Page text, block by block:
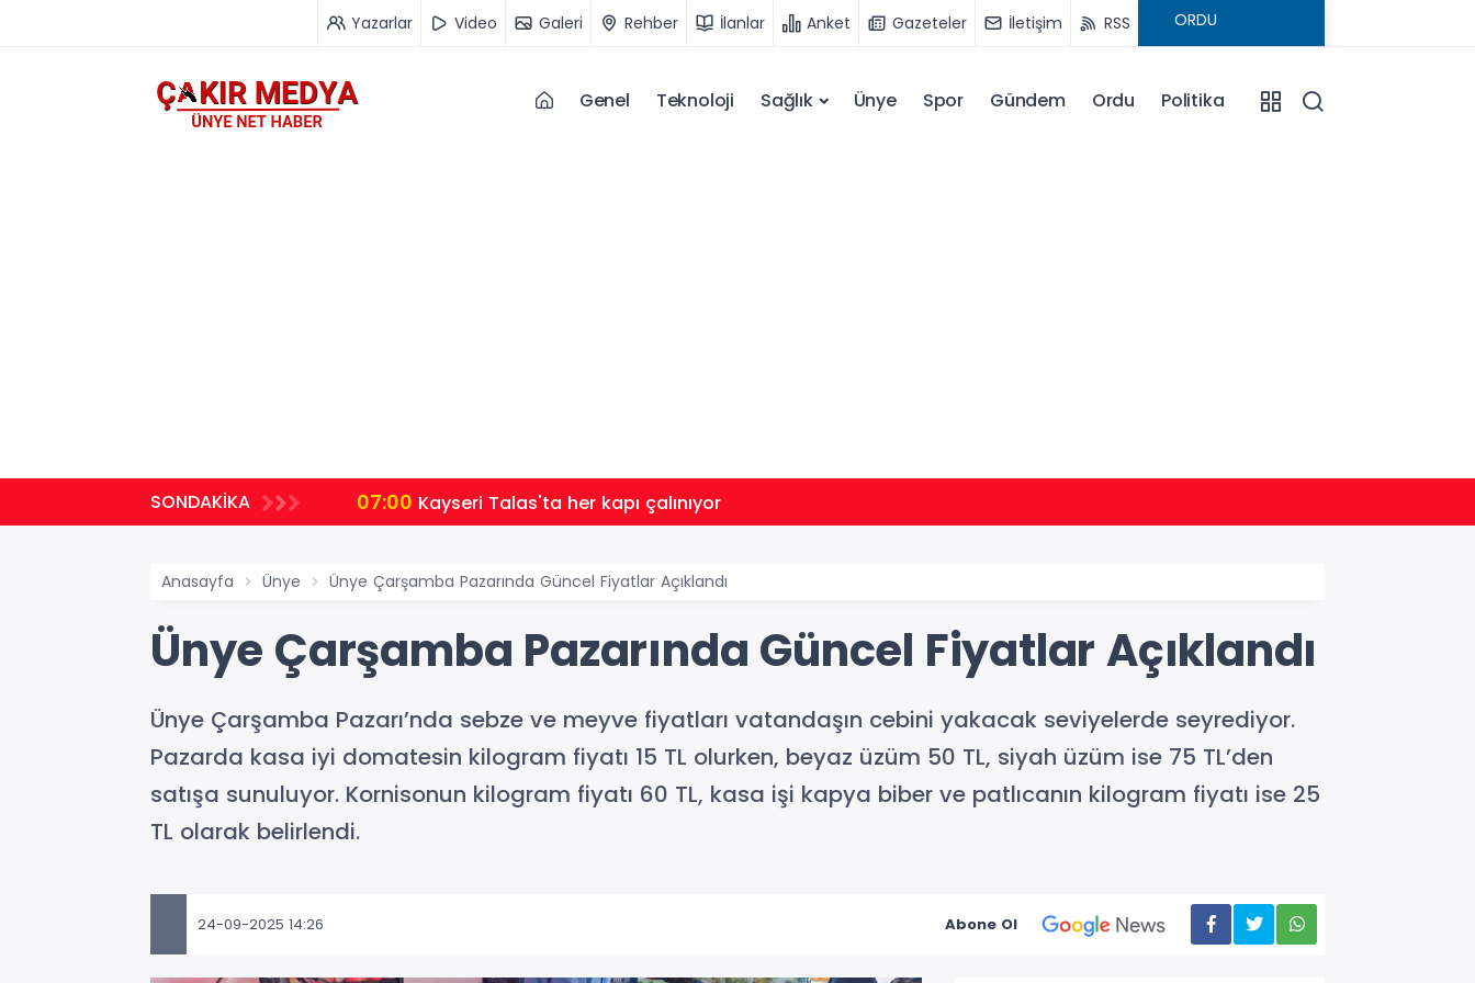
Yazarlar Video Galeri Rehber İlanlar Anket Gazeteler İletişim RSS
Genel Teknoloji Sağlık Ünye Spor Gündem Ordu Politika
SONDAKİKA 07:00 Kayseri Talas'ta her kapı çalınıyor
Anasayfa Ünye Ünye Çarşamba Pazarında Güncel Fiyatlar Açıklandı
Ünye Çarşamba Pazarında Güncel Fiyatlar Açıklandı
Ünye Çarşamba Pazarı’nda sebze ve meyve fiyatları vatandaşın cebini yakacak seviyelerde seyrediyor.
Pazarda kasa iyi domatesin kilogram fiyatı 15 TL olurken, beyaz üzüm 50 TL, siyah üzüm ise 75 TL’den
satışa sunuluyor. Kornisonun kilogram fiyatı 60 TL, kasa işi kapya biber ve patlıcanın kilogram fiyatı ise 25
TL olarak belirlendi.
24-09-2025 14:26 Abone Ol